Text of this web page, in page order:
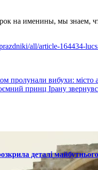
на именины, мы знаем,
all/article-164434-
пролунали вибухи: місто
принц Ірану
деталі майбутнього